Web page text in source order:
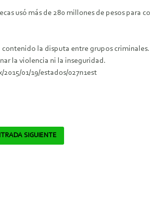
usó más de 280 millones de pesos
la disputa entre grupos
la violencia ni la inseguridad.
01/19/estados/027n1est
SIGUIENTE